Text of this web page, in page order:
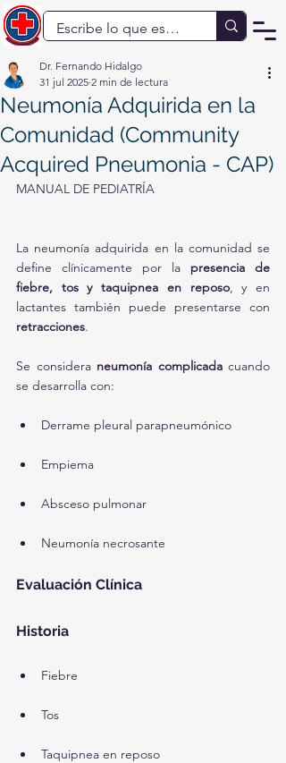
Neumonía Adquirida en la
Comunidad (Community
Acquired Pneumonia - CAP)
Dr. Fernando Hidalgo
31 jul 2025 2 min de lectura
MANUAL DE PEDIATRÍA
La neumonía adquirida en la comunidad se
define clínicamente por la presencia de
fiebre, tos y taquipnea en reposo, y en
retracciones.
Se considera neumonía complicada cuando
se desarrolla con:
Derrame pleural parapneumónico
Empiema
Absceso pulmonar
Neumonía necrosante
Evaluación Clínica
Historia
Fiebre
Tos
Taquipnea en reposo